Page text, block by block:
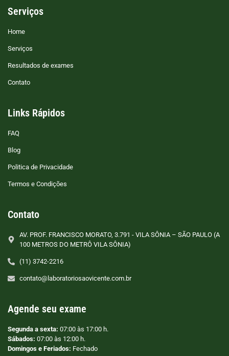
Serviços
Home
Serviços
Resultados de exames
Contato
Links Rápidos
FAQ
Blog
Politica de Privacidade
Termos e Condições
Contato
AV. PROF. FRANCISCO MORATO, 3.791 - VILA SÔNIA – SÃO PAULO (A
100 METROS DO METRÔ VILA SÔNIA)
(11) 3742-2216
contato@laboratoriosaovicente.com.br
Agende seu exame
Segunda a sexta: 07:00 às 17:00 h.
Sábados: 07:00 às 12:00 h.
Domingos e Feriados: Fechado